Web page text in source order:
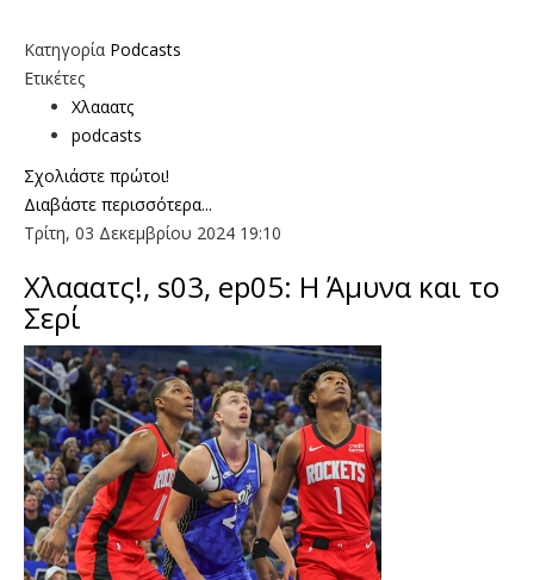
Κατηγορία Podcasts
Ετικέτες
Χλααατς
podcasts
Σχολιάστε πρώτοι!
Διαβάστε περισσότερα...
Τρίτη, 03 Δεκεμβρίου 2024 19:10
Χλααατς!, s03, ep05: Η Άμυνα και το
Σερί